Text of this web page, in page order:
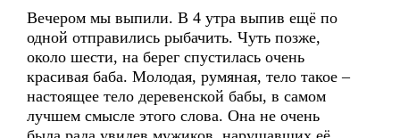
Вечером мы выпили. В 4 утра выпив ещё по
одной отправились рыбачить. Чуть позже,
около шести, на берег спустилась очень
красивая баба. Молодая, румяная, тело такое –
настоящее тело деревенской бабы, в самом
лучшем смысле этого слова. Она не очень